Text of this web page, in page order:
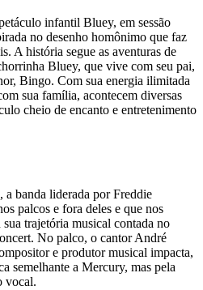
infantil Bluey, em sessão
no desenho homônimo que faz
A história segue as aventuras de
Bluey, que vive com seu pai,
Bingo. Com sua energia ilimitada
sua família, acontecem diversas
cheio de encanto e entretenimento
banda liderada por Freddie
palcos e fora deles e que nos
trajetória musical contada no
No palco, o cantor André
e produtor musical impacta,
semelhante a Mercury, mas pela
vocal.